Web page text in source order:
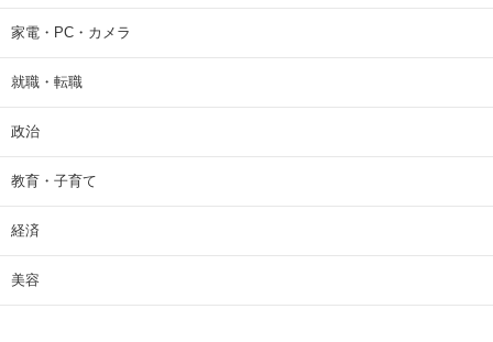
家電・PC・カメラ
就職・転職
政治
教育・子育て
経済
美容